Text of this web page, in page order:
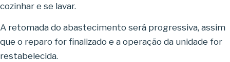
cozinhar e se lavar.
A retomada do abastecimento será progressiva, assim
que o reparo for finalizado e a operação da unidade for
restabelecida.